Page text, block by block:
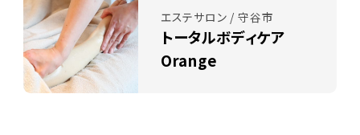
エステサロン / 守谷市
トータルボディケア
Orange